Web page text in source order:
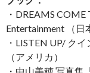
・DREAMS
Entertainment （日
・LISTEN UP/ ク
（アメリカ）